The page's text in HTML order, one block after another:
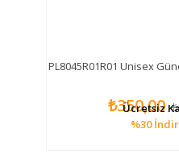
PL8045R01R01 Unisex
₺350,00
%30
Ücretsiz